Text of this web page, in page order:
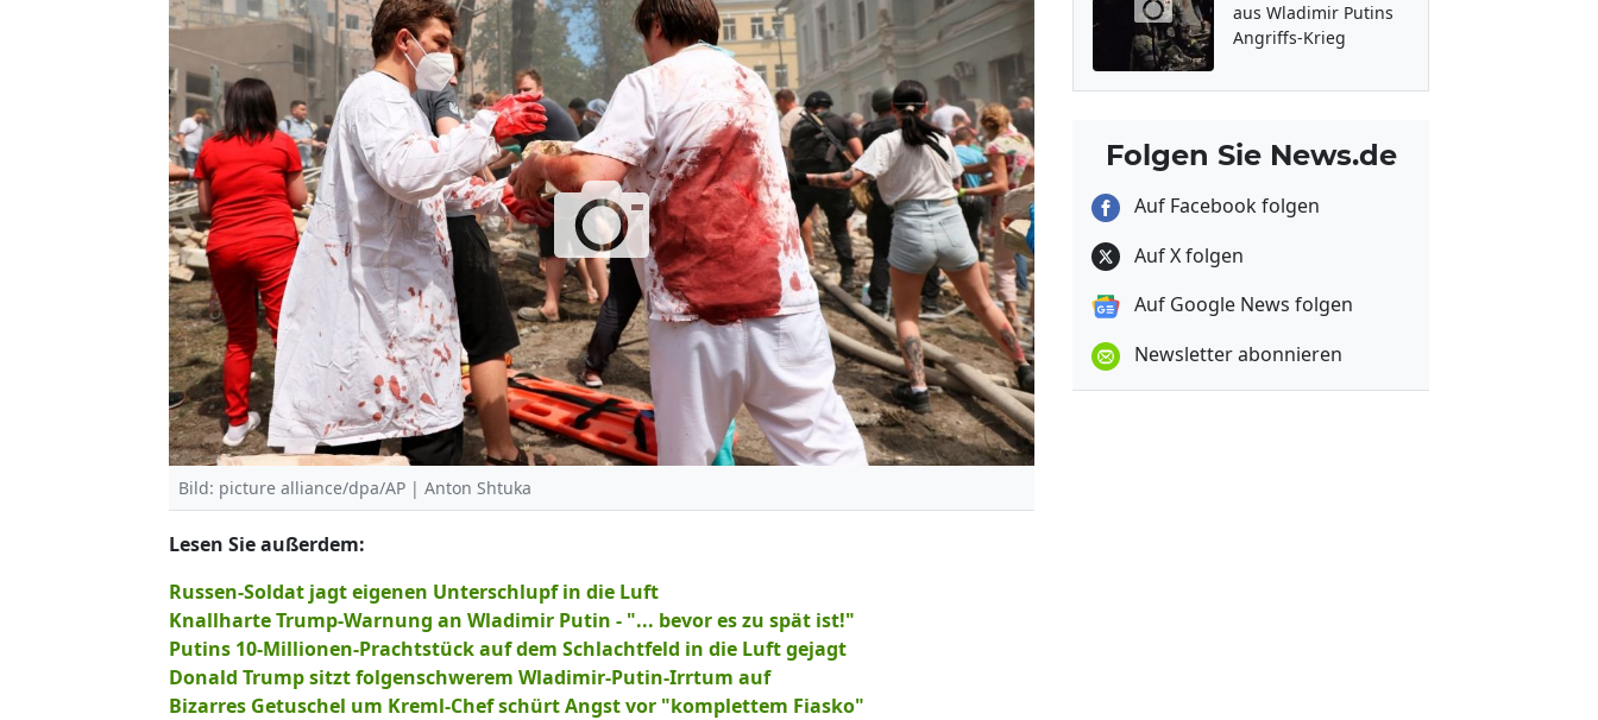
Bild: picture alliance/dpa/AP | Anton Shtuka
Lesen Sie außerdem:
Russen-Soldat jagt eigenen Unterschlupf in die Luft
Knallharte Trump-Warnung an Wladimir Putin - "... bevor es zu spät ist!"
Putins 10-Millionen-Prachtstück auf dem Schlachtfeld in die Luft gejagt
Donald Trump sitzt folgenschwerem Wladimir-Putin-Irrtum auf
Bizarres Getuschel um Kreml-Chef schürt Angst vor "komplettem Fiasko"
aus Wladimir Putins
Angriffs-Krieg
Folgen Sie News.de
Auf Facebook folgen
Auf X folgen
Auf Google News folgen
Newsletter abonnieren